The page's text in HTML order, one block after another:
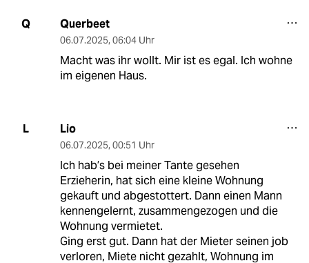
Q Querbeet
06.07.2025, 06:04 Uhr
Macht was ihr wollt. Mir ist es egal. Ich wohne
im eigenen Haus.
L Lio
06.07.2025, 00:51 Uhr
Ich hab’s bei meiner Tante gesehen
Erzieherin, hat sich eine kleine Wohnung
gekauft und abgestottert. Dann einen Mann
kennengelernt, zusammengezogen und die
Wohnung vermietet.
Ging erst gut. Dann hat der Mieter seinen job
verloren, Miete nicht gezahlt, Wohnung im